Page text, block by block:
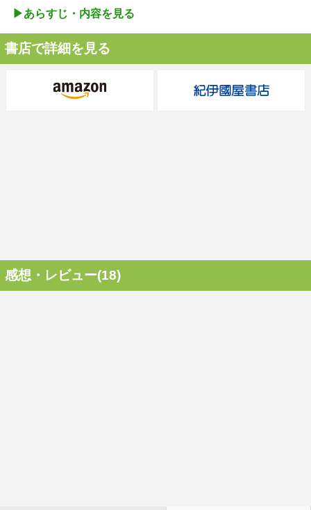
▶︎あらすじ・内容を見る
書店で詳細を見る
感想・レビュー(18)